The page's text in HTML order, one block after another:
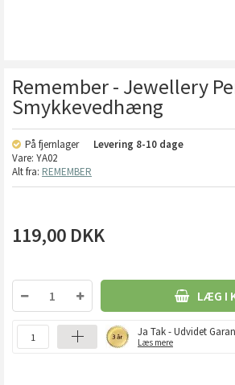
Remember - Jewellery
Smykkevedhæng
På fjernlager Levering 8-10 dage
Vare: YA02
Alt fra: REMEMBER
119,00 DKK
LÆG I
Ja Tak - Udvidet
Læs mere